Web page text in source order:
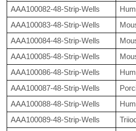
AAA100082-48-Strip-Wells
AAA100083-48-Strip-Wells
AAA100084-48-Strip-Wells
AAA100085-48-Strip-Wells
AAA100086-48-Strip-Wells
AAA100087-48-Strip-Wells
AAA100088-48-Strip-Wells
AAA100089-48-Strip-Wells